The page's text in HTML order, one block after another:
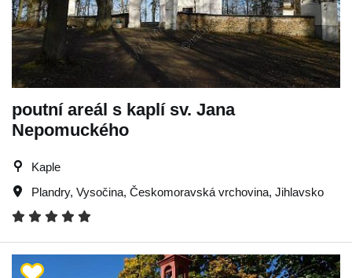
poutní areál s kaplí sv. Jana
Nepomuckého
Kaple
Plandry, Vysočina, Českomoravská vrchovina, Jihlavsko